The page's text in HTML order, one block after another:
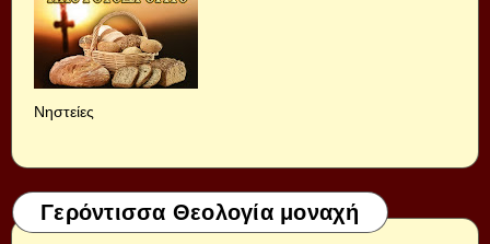
Νηστείες
Γερόντισσα Θεολογία μοναχή